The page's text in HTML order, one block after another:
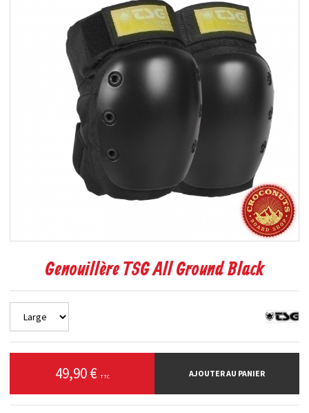
Genouillère TSG All Ground Black
49,90 € TTC AJOUTER AU PANIER